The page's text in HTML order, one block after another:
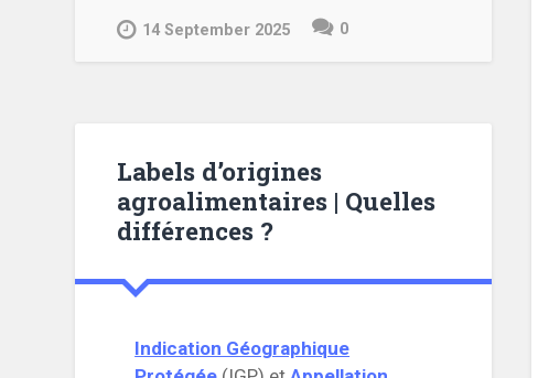
d’une
14 September 2025 0
Labels d’origines
agroalimentaires | Quelles
différences ?
Indication Géographique